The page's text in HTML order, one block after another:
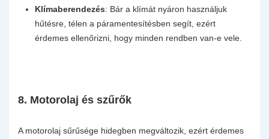
Klímaberendezés: Bár a klímát nyáron használjuk
hűtésre, télen a páramentesítésben segít, ezért
érdemes ellenőrizni, hogy minden rendben van-e vele.
8. Motorolaj és szűrők
A motorolaj sűrűsége hidegben megváltozik, ezért érdemes